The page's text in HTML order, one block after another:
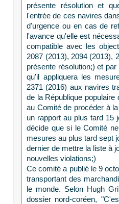
présente résolution et
l'entrée de ces navires
d'urgence ou en cas de
l'avance qu'elle est
compatible avec les
2087 (2013), 2094 (2013),
présente résolution;) et
qu'il appliquera les
2371 (2016) aux navires
de la République
au Comité de procéder à
un rapport au plus tard 15
décide que si le Comité
mesures au plus tard sept
dernier de mettre la liste à
nouvelles violations;)
Ce comité a publié le 9
transportant des
le monde. Selon Hugh
dossier nord-coréen,